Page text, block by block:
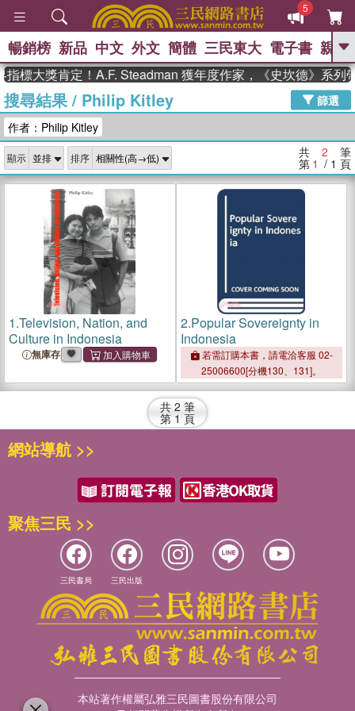
5
GO
熱搜： The Odyssey 、
父親節 、 如果歷史是一群喵 、 暑期
念華 、 台灣的李登輝時代 、 數學女
孩：黎曼猜想
偉大的迷走神經
暢銷榜 新品 中文 外文 簡體 三民東大 電子書 親子
標大獎肯定！A.F. Steadman 獲年度作家，《史坎德》系列
搜尋結果/ Philip Kitley
篩選
作者：Philip Kitley
顯示 排序 共 2 筆
第 1 / 1 頁
1.Television, Nation, and
Culture in Indonesia
無庫存
2.Popular Sovereignty in
Indonesia
若需訂購本書，請電洽客服 02-
25006600[分機130、131]。
共 2 筆
第 1 頁
網站導航 >>
聚焦三民 >>
三民書局 三民出版
本站著作權屬弘雅三民圖書股份有限公司